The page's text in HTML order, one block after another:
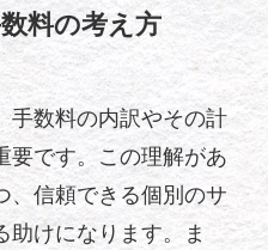
料の考え方
手数料の内訳やその計
要です。この理解があ
、信頼できる個別のサ
助けになります。ま